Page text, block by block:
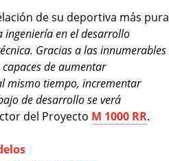
de su deportiva más pura
en el desarrollo
Gracias a las innumerables
de aumentar
mismo tiempo, incrementar
de desarrollo se verá
del Proyecto M 1000 RR.